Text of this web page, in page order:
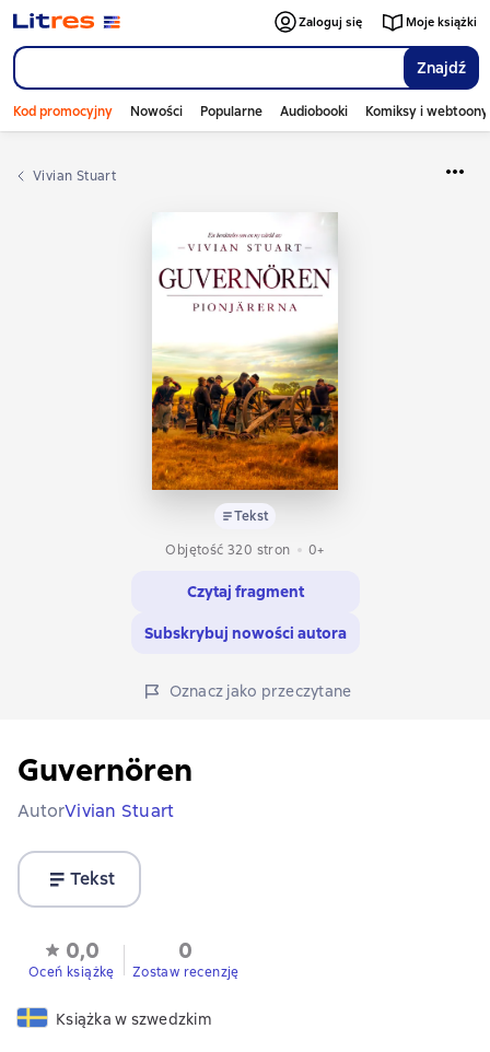
Znajdź
Zaloguj się Moje książki
Kod promocyjny Nowości Popularne Audiobooki Komiksy i webtoony
Vivian Stuart
Tekst
Objętość 320 stron
0+
Czytaj fragment
Subskrybuj nowości autora
Oznacz jako przeczytane
Guvernören
AutorVivian Stuart
Tekst
0,0
Oceń książkę
0
Zostaw recenzję
Książka w szwedzkim